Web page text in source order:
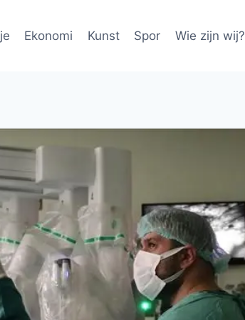
Ekonomi Kunst Spor Wie zijn wij?